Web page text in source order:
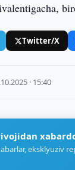
Twitter/X
· 15:40
eksklyuziv